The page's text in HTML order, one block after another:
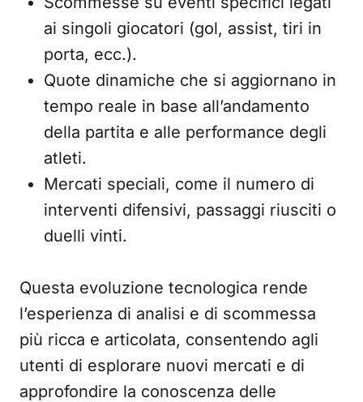
ai singoli giocatori (gol, assist, tiri in
porta, ecc.).
Quote dinamiche che si aggiornano in
tempo reale in base all’andamento
della partita e alle performance degli
atleti.
Mercati speciali, come il numero di
interventi difensivi, passaggi riusciti o
duelli vinti.
Questa evoluzione tecnologica rende
l’esperienza di analisi e di scommessa
più ricca e articolata, consentendo agli
utenti di esplorare nuovi mercati e di
approfondire la conoscenza delle